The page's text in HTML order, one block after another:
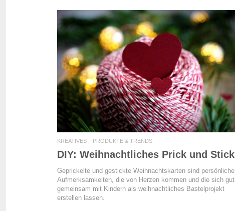
READ MORE
KREATIVES PRODUKTE & TRENDS
DIY: Weihnachtliches Prick und Stick
Geprickelte und gestickte Weihnachtskarten sind persönliche
Aufmerksamkeiten, die von Herzen kommen und die sich gut
gemeinsam mit Kindern als weihnachtliches Bastelprojekt
erstellen lassen.